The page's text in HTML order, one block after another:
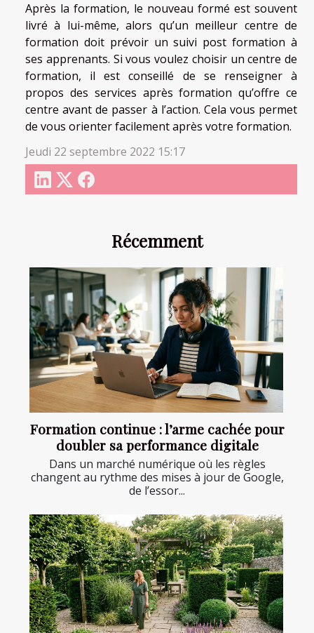
Récemment
Formation continue : l’arme cachée pour
doubler sa performance digitale
Dans un marché numérique où les règles
changent au rythme des mises à jour de Google,
de l’essor...
Après la formation, le nouveau formé est souvent
livré à lui-même, alors qu’un meilleur centre de
formation doit prévoir un suivi post formation à
ses apprenants. Si vous voulez choisir un centre de
formation, il est conseillé de se renseigner à
propos des services après formation qu’offre ce
centre avant de passer à l’action. Cela vous permet
de vous orienter facilement après votre formation.
Jeudi 22 septembre 2022 15:17